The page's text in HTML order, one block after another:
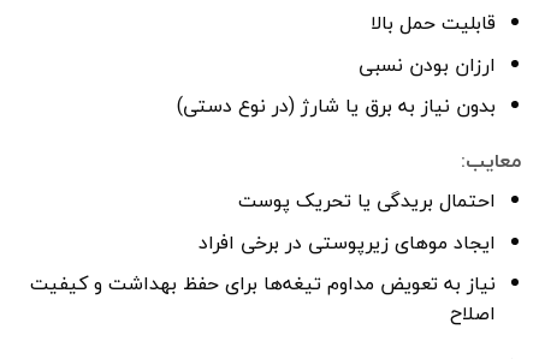
قابلیت حمل بالا
ارزان بودن نسبی
بدون نیاز به برق یا شارژ (در نوع دستی)
معایب:
احتمال بریدگی یا تحریک پوست
ایجاد موهای زیرپوستی در برخی افراد
نیاز به تعویض مداوم تیغه‌ها برای حفظ بهداشت و کیفیت
اصلاح